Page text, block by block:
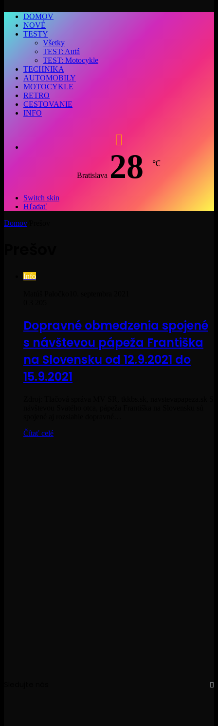
DOMOV
NOVÉ
TESTY
Všetky
TEST: Autá
TEST: Motocykle
TECHNIKA
AUTOMOBILY
MOTOCYKLE
RETRO
CESTOVANIE
INFO
Bratislava 28 ℃
Switch skin
Hľadať
Domov
Info
Dopravné obmedzenia spojené
s návštevou pápeža Františka
na Slovensku od 12.9.2021 do
15.9.2021
Čítať celé